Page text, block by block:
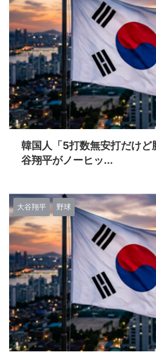
韓国人「5打数無安打だけど
谷翔平がノーヒッ...
大谷翔平 野球